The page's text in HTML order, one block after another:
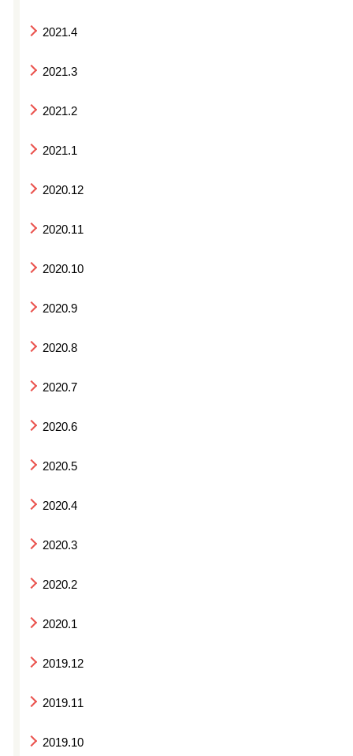
2021.4
2021.3
2021.2
2021.1
2020.12
2020.11
2020.10
2020.9
2020.8
2020.7
2020.6
2020.5
2020.4
2020.3
2020.2
2020.1
2019.12
2019.11
2019.10